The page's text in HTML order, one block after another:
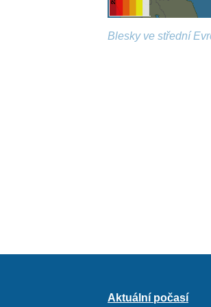
Blesky ve střední
Aktuální počasí